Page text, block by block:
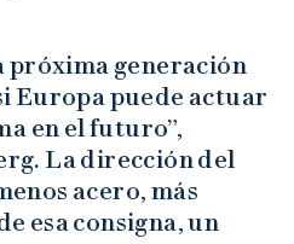
próxima generación
Europa puede actuar
en el futuro”,
La dirección del
acero, más
esa consigna, un